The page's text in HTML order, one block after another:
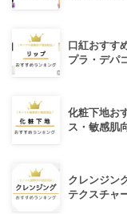
口紅おすす
プラ・デパ
化粧下地お
ス・敏感肌
クレンジン
テクスチャ